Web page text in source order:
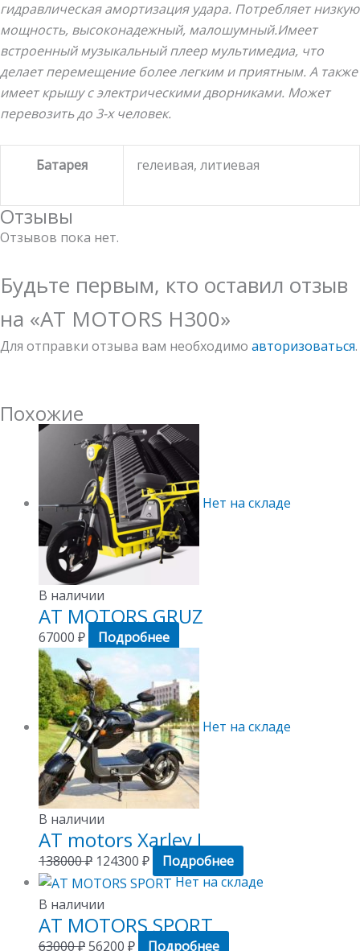
гидравлическая амортизация удара. Потребляет низкую
мощность, высоконадежный, малошумный.Имеет
встроенный музыкальный плеер мультимедиа, что
делает перемещение более легким и приятным. А также
имеет крышу с электрическими дворниками. Может
перевозить до 3-х человек.
Батарея гелеивая, литиевая
Отзывы
Отзывов пока нет.
Будьте первым, кто оставил отзыв
на «AT MOTORS Н300»
Для отправки отзыва вам необходимо авторизоваться.
Похожие
Нет на складе
В наличии
AT MOTORS GRUZ
67000 ₽ Подробнее
Нет на складе
В наличии
AT motors Xarley J
138000₽ 124300 ₽
Подробнее
Нет на складе
В наличии
AT MOTORS SPORT
63000₽56200 ₽
Подробнее